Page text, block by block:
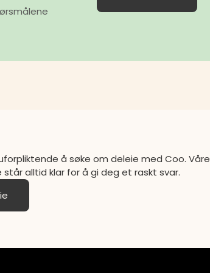
å søke om deleie med Coo. Våre
alltid klar for å gi deg et raskt svar.